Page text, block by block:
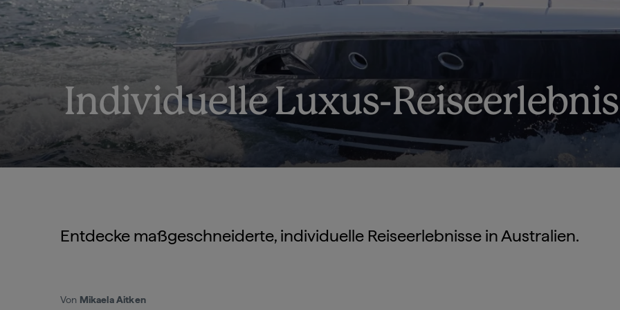
Individuelle Luxus-
Entdecke maßgeschneiderte, individuelle Reiseerlebnisse in Australien.
Von Mikaela Aitken